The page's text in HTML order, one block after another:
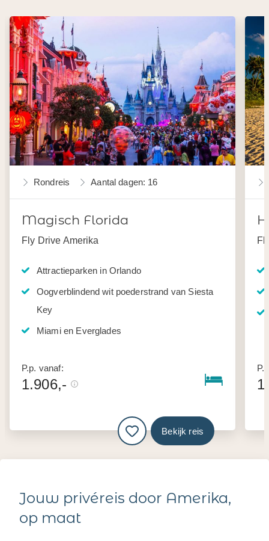
Rondreis Aantal dagen: 16
Magisch Florida
Fly Drive Amerika
Attractieparken in Orlando
Oogverblindend wit poederstrand van Siesta
Key
Miami en Everglades
P.p. vanaf:
1.906,-
Bekijk reis
Jouw privéreis door Amerika,
op maat